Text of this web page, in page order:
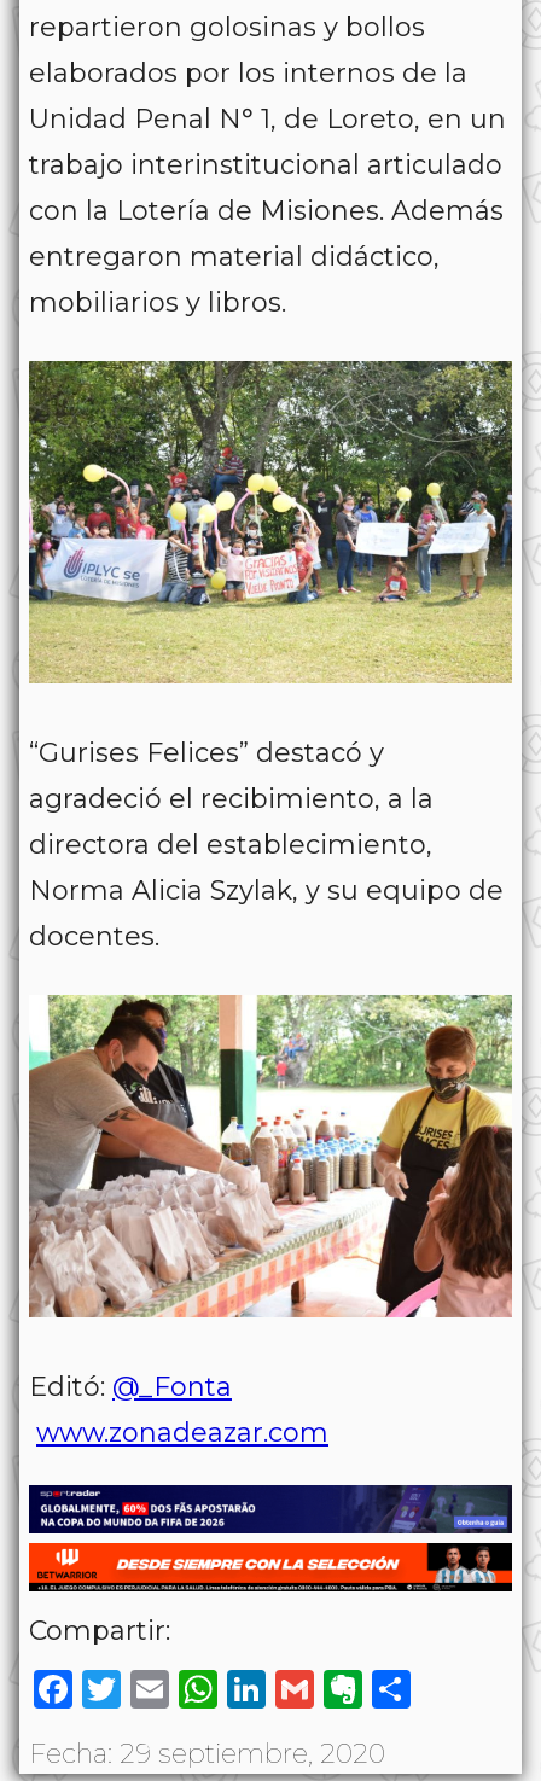
repartieron golosinas y bollos
elaborados por los internos de la
Unidad Penal N° 1, de Loreto, en un
trabajo interinstitucional articulado
con la Lotería de Misiones. Además
entregaron material didáctico,
mobiliarios y libros.
“Gurises Felices” destacó y
agradeció el recibimiento, a la
directora del establecimiento,
Norma Alicia Szylak, y su equipo de
docentes.
Editó: @_Fonta
www.zonadeazar.com
Compartir:
Facebook
Twitter
EmailWhatsApp
LinkedIn
GmailEvernote
Fecha: 29 septiembre, 2020